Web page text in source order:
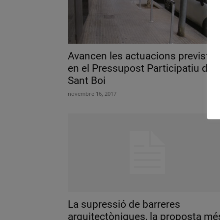
Avancen les actuacions previstes
en el Pressupost Participatiu de
Sant Boi
novembre 16, 2017
La supressió de barreres
arquitectòniques, la proposta